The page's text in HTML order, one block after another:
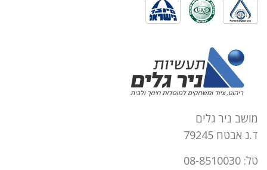
מושב ניר גלים
ד.נ אבטח 79245
טל: 08-8510030